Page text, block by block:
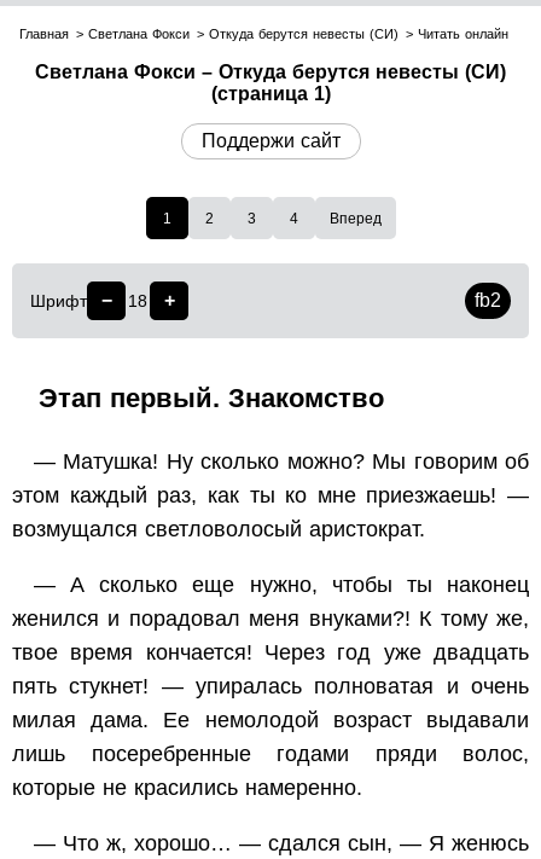
Главная Светлана Фокси Откуда берутся невесты (СИ) Читать онлайн
Светлана Фокси – Откуда берутся невесты (СИ)
(страница 1)
Поддержи сайт
1 2 3 4 Вперед
Шрифт − 18 + fb2
Этап первый. Знакомство
— Матушка! Ну сколько можно? Мы говорим об
этом каждый раз, как ты ко мне приезжаешь! —
возмущался светловолосый аристократ.
— А сколько еще нужно, чтобы ты наконец
женился и порадовал меня внуками?! К тому же,
твое время кончается! Через год уже двадцать
пять стукнет! — упиралась полноватая и очень
милая дама. Ее немолодой возраст выдавали
лишь посеребренные годами пряди волос,
которые не красились намеренно.
— Что ж, хорошо… — сдался сын, — Я женюсь